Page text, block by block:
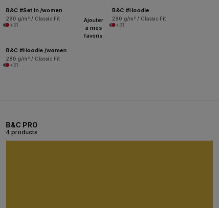
B&C #Set In /women
280 g/m² / Classic Fit
+31
B&C #Hoodie
280 g/m² / Classic Fit
+31
Ajouter
à mes
favoris
B&C #Hoodie /women
280 g/m² / Classic Fit
+31
B&C PRO
4 products